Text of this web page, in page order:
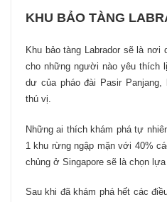
KHU BẢO TÀNG
Khu bảo tàng Labrador sẽ là
cho những người nào yêu thích
dư của pháo đài Pasir
thú vị.
Những ai thích khám phá tự
1 khu rừng ngập mặn với 40%
chủng ở Singapore sẽ là chọn
Sau khi đã khám phá hết các